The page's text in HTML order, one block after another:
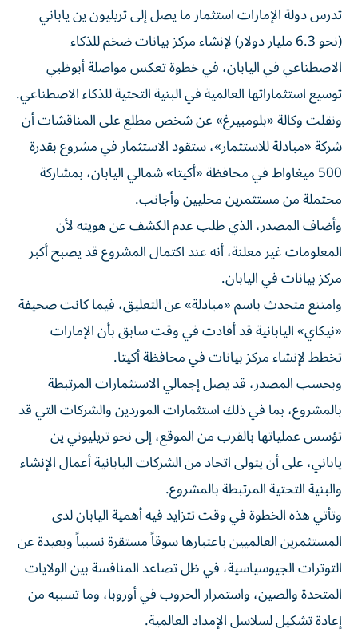
تدرس دولة الإمارات استثمار ما يصل إلى تريليون ين ياباني
(نحو 6.3 مليار دولار) لإنشاء مركز بيانات ضخم للذكاء
الاصطناعي في اليابان، في خطوة تعكس مواصلة أبوظبي
توسيع استثماراتها العالمية في البنية التحتية للذكاء الاصطناعي.
ونقلت وكالة «بلومبيرغ» عن شخص مطلع على المناقشات أن
شركة «مبادلة للاستثمار»، ستقود الاستثمار في مشروع بقدرة
500 ميغاواط في محافظة «أكيتا» شمالي اليابان، بمشاركة
محتملة من مستثمرين محليين وأجانب.
وأضاف المصدر، الذي طلب عدم الكشف عن هويته لأن
المعلومات غير معلنة، أنه عند اكتمال المشروع قد يصبح أكبر
مركز بيانات في اليابان.
وامتنع متحدث باسم «مبادلة» عن التعليق، فيما كانت صحيفة
«نيكاي» اليابانية قد أفادت في وقت سابق بأن الإمارات
تخطط لإنشاء مركز بيانات في محافظة أكيتا.
وبحسب المصدر، قد يصل إجمالي الاستثمارات المرتبطة
بالمشروع، بما في ذلك استثمارات الموردين والشركات التي قد
تؤسس عملياتها بالقرب من الموقع، إلى نحو تريليوني ين
ياباني، على أن يتولى اتحاد من الشركات اليابانية أعمال الإنشاء
والبنية التحتية المرتبطة بالمشروع.
وتأتي هذه الخطوة في وقت تتزايد فيه أهمية اليابان لدى
المستثمرين العالميين باعتبارها سوقاً مستقرة نسبياً وبعيدة عن
التوترات الجيوسياسية، في ظل تصاعد المنافسة بين الولايات
المتحدة والصين، واستمرار الحروب في أوروبا، وما تسببه من
إعادة تشكيل لسلاسل الإمداد العالمية.